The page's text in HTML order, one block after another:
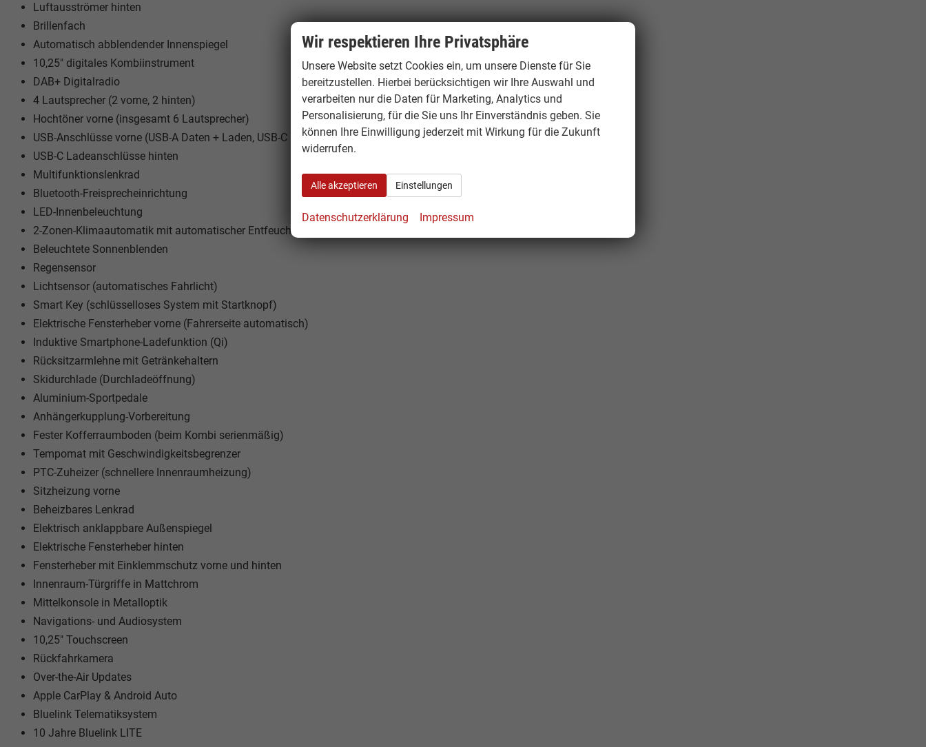
Luftausströmer hinten
Brillenfach
Automatisch abblendender Innenspiegel
10,25" digitales Kombiinstrument
DAB+ Digitalradio
4 Lautsprecher (2 vorne, 2 hinten)
Hochtöner vorne (insgesamt 6 Lautsprecher)
USB-Anschlüsse vorne (USB-A Daten + Laden, USB-C Laden)
USB-C Ladeanschlüsse hinten
Multifunktionslenkrad
Bluetooth-Freisprecheinrichtung
LED-Innenbeleuchtung
2-Zonen-Klimaautomatik mit automatischer Entfeuchtung
Beleuchtete Sonnenblenden
Regensensor
Lichtsensor (automatisches Fahrlicht)
Smart Key (schlüsselloses System mit Startknopf)
Elektrische Fensterheber vorne (Fahrerseite automatisch)
Induktive Smartphone-Ladefunktion (Qi)
Rücksitzarmlehne mit Getränkehaltern
Skidurchlade (Durchladeöffnung)
Aluminium-Sportpedale
Anhängerkupplung-Vorbereitung
Fester Kofferraumboden (beim Kombi serienmäßig)
Tempomat mit Geschwindigkeitsbegrenzer
PTC-Zuheizer (schnellere Innenraumheizung)
Sitzheizung vorne
Beheizbares Lenkrad
Elektrisch anklappbare Außenspiegel
Elektrische Fensterheber hinten
Fensterheber mit Einklemmschutz vorne und hinten
Innenraum-Türgriffe in Mattchrom
Mittelkonsole in Metalloptik
Navigations- und Audiosystem
10,25" Touchscreen
Rückfahrkamera
Over-the-Air Updates
Apple CarPlay & Android Auto
Bluelink Telematiksystem
10 Jahre Bluelink LITE
Wir respektieren Ihre Privatsphäre
Unsere Website setzt Cookies ein, um unsere Dienste für Sie
bereitzustellen. Hierbei berücksichtigen wir Ihre Auswahl und
verarbeiten nur die Daten für Marketing, Analytics und
Personalisierung, für die Sie uns Ihr Einverständnis geben. Sie
können Ihre Einwilligung jederzeit mit Wirkung für die Zukunft
widerrufen.
Alle akzeptieren Einstellungen
Datenschutzerklärung Impressum